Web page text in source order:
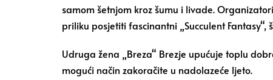
samom šetnjom kroz šumu i livade.
priliku posjetiti fascinantni „Succulent
Udruga žena „Breza“ Brezje upućuje toplu
mogući način zakoračite u nadolazeće ljeto.